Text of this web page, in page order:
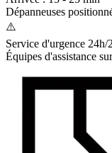
Dépanneuses
⚠️
Service d'urgence 24h/
Équipes d'assistance